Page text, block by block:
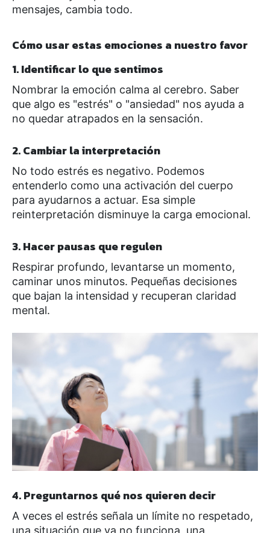
mensajes, cambia todo.
Cómo usar estas emociones a nuestro favor
1. Identificar lo que sentimos
Nombrar la emoción calma al cerebro. Saber
que algo es "estrés" o "ansiedad" nos ayuda a
no quedar atrapados en la sensación.
2. Cambiar la interpretación
No todo estrés es negativo. Podemos
entenderlo como una activación del cuerpo
para ayudarnos a actuar. Esa simple
reinterpretación disminuye la carga emocional.
3. Hacer pausas que regulen
Respirar profundo, levantarse un momento,
caminar unos minutos. Pequeñas decisiones
que bajan la intensidad y recuperan claridad
mental.
4. Preguntarnos qué nos quieren decir
A veces el estrés señala un límite no respetado,
una situación que ya no funciona, una